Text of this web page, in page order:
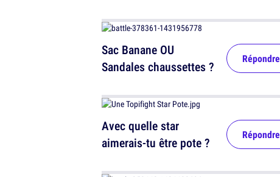
Sac Banane OU
Sandales chaussettes ?
Répondre
Avec quelle star
aimerais-tu être pote ?
Répondre